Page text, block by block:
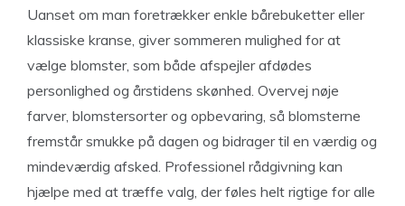
Uanset om man foretrækker enkle bårebuketter eller
klassiske kranse, giver sommeren mulighed for at
vælge blomster, som både afspejler afdødes
personlighed og årstidens skønhed. Overvej nøje
farver, blomstersorter og opbevaring, så blomsterne
fremstår smukke på dagen og bidrager til en værdig og
mindeværdig afsked. Professionel rådgivning kan
hjælpe med at træffe valg, der føles helt rigtige for alle